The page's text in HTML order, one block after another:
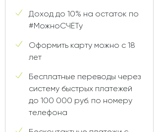
Доход до 10% на остаток по
#МожноСЧЁТу
Оформить карту можно с 18
лет
Бесплатные переводы через
систему быстрых платежей
до 100 000 руб. по номеру
телефона